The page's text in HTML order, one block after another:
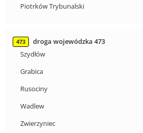
Piotrków Trybunalski
473
droga wojewódzka 473
Szydłów
Grabica
Rusociny
Wadlew
Zwierzyniec